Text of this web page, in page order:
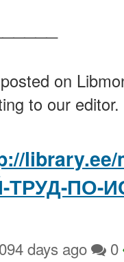
on
to our editor.
ПО-
days ago 0